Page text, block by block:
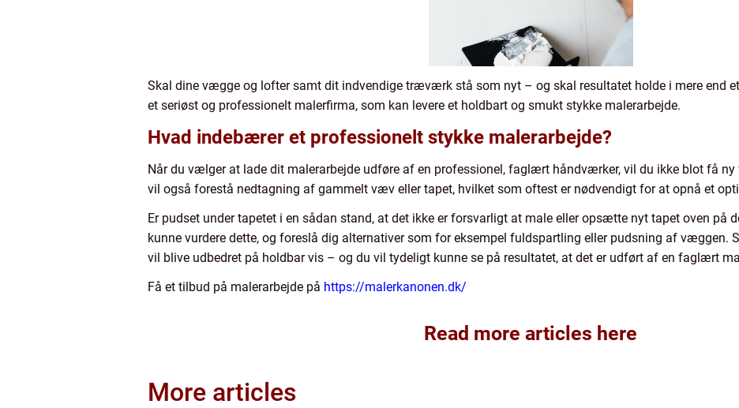
Skal dine vægge og lofter samt dit indvendige træværk stå som nyt – og skal resultatet holde i mere end
et seriøst og professionelt malerfirma, som kan levere et holdbart og smukt stykke malerarbejde.
Hvad indebærer et professionelt stykke malerarbejde?
Når du vælger at lade dit malerarbejde udføre af en professionel, faglært håndværker, vil du ikke blot få
vil også forestå nedtagning af gammelt væv eller tapet, hvilket som oftest er nødvendigt for at opnå et
Er pudset under tapetet i en sådan stand, at det ikke er forsvarligt at male eller opsætte nyt tapet oven på
kunne vurdere dette, og foreslå dig alternativer som for eksempel fuldspartling eller pudsning af
vil blive udbedret på holdbar vis – og du vil tydeligt kunne se på resultatet, at det er udført af en faglært
Få et tilbud på malerarbejde på https://malerkanonen.dk/
Read more articles here
More articles